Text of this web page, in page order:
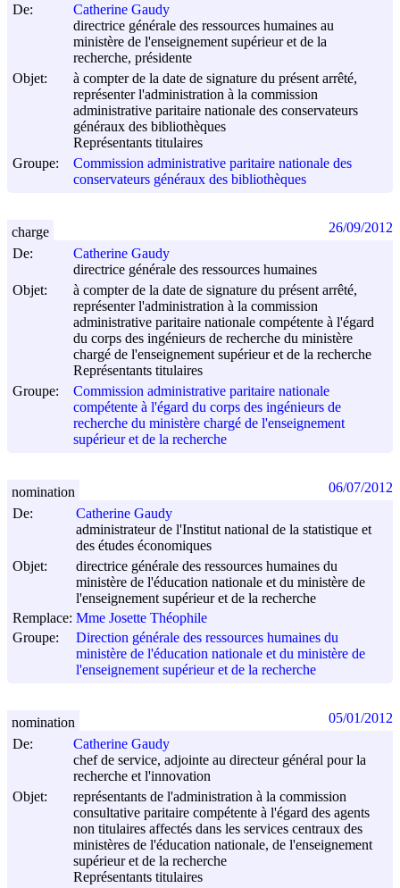
De:
Catherine Gaudy
directrice générale des ressources humaines au
ministère de l'enseignement supérieur et de la
recherche, présidente
Objet:
à compter de la date de signature du présent arrêté,
représenter l'administration à la commission
administrative paritaire nationale des conservateurs
généraux des bibliothèques
Représentants titulaires
Groupe:
Commission administrative paritaire nationale des
conservateurs généraux des bibliothèques
De:
Catherine Gaudy
directrice générale des ressources humaines
Objet:
à compter de la date de signature du présent arrêté,
représenter l'administration à la commission
administrative paritaire nationale compétente à l'égard
du corps des ingénieurs de recherche du ministère
chargé de l'enseignement supérieur et de la recherche
Représentants titulaires
Groupe:
Commission administrative paritaire nationale
compétente à l'égard du corps des ingénieurs de
recherche du ministère chargé de l'enseignement
supérieur et de la recherche
charge 26/09/2012
De:
Catherine Gaudy
administrateur de l'Institut national de la statistique et
des études économiques
Objet:
directrice générale des ressources humaines du
ministère de l'éducation nationale et du ministère de
l'enseignement supérieur et de la recherche
Remplace: Mme Josette Théophile
Groupe:
Direction générale des ressources humaines du
ministère de l'éducation nationale et du ministère de
l'enseignement supérieur et de la recherche
nomination 06/07/2012
De:
Catherine Gaudy
chef de service, adjointe au directeur général pour la
recherche et l'innovation
Objet:
représentants de l'administration à la commission
consultative paritaire compétente à l'égard des agents
non titulaires affectés dans les services centraux des
ministères de l'éducation nationale, de l'enseignement
supérieur et de la recherche
Représentants titulaires
nomination 05/01/2012